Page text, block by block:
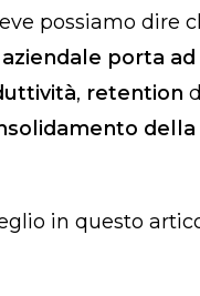
possiamo dire
porta ad
, retention
in questo